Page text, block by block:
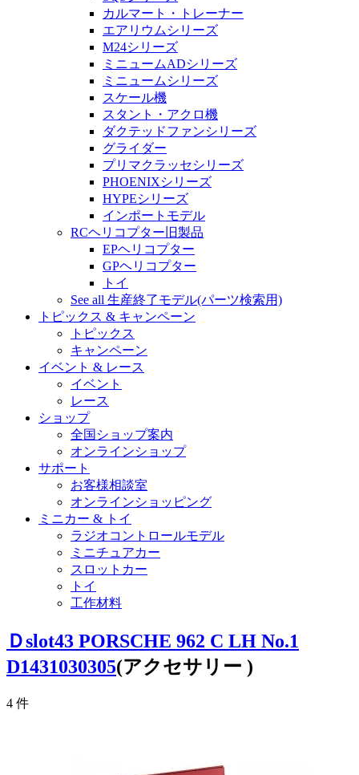
カルマート・トレーナー
エアリウムシリーズ
M24シリーズ
ミニュームADシリーズ
ミニュームシリーズ
スケール機
スタント・アクロ機
ダクテッドファンシリーズ
グライダー
プリマクラッセシリーズ
PHOENIXシリーズ
HYPEシリーズ
インポートモデル
RCヘリコプター旧製品
EPヘリコプター
GPヘリコプター
トイ
See all 生産終了モデル(パーツ検索用)
トピックス & キャンペーン
トピックス
キャンペーン
イベント & レース
イベント
レース
ショップ
全国ショップ案内
オンラインショップ
サポート
お客様相談室
オンラインショッピング
ミニカー & トイ
ラジオコントロールモデル
ミニチュアカー
スロットカー
トイ
工作材料
Ｄslot43 PORSCHE 962 C LH No.1
D1431030305(アクセサリー )
4 件